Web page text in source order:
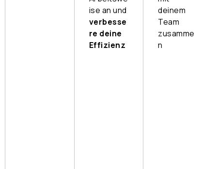
ise an und
verbesse
re deine
Effizienz
deinem
Team
zusamme
n